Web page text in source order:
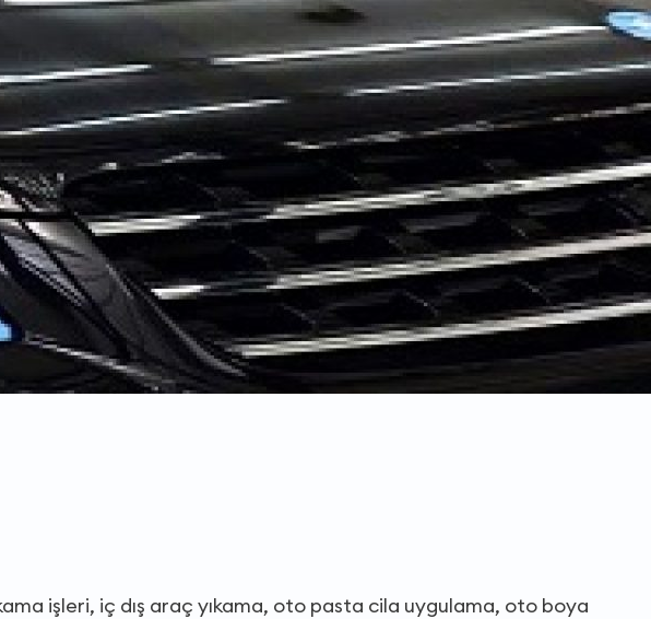
işleri, iç dış araç yıkama, oto pasta cila uygulama, oto boya